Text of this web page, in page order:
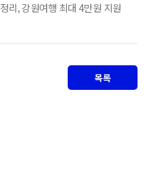
리, 강원여행 최대 4만원 지원
목록